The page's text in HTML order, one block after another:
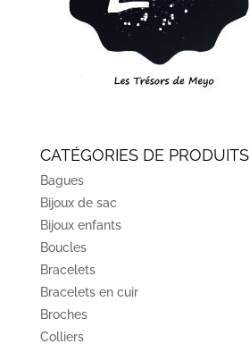
CATÉGORIES DE PRODUITS
Bagues
Bijoux de sac
Bijoux enfants
Boucles
Bracelets
Bracelets en cuir
Broches
Colliers